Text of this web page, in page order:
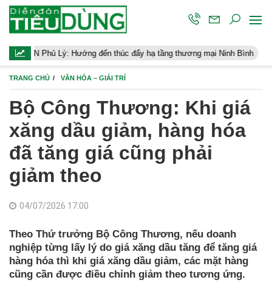
Lý: Hướng đến thúc đẩy hạ tầng thương mại Ninh Bình Điều
TRANG CHỦ VĂN HÓA – GIẢI TRÍ
Bộ Công Thương: Khi giá
xăng dầu giảm, hàng hóa
đã tăng giá cũng phải
giảm theo
04/07/2026 17:00
Theo Thứ trưởng Bộ Công Thương, nếu doanh
nghiệp từng lấy lý do giá xăng dầu tăng để tăng giá
hàng hóa thì khi giá xăng dầu giảm, các mặt hàng
cũng cần được điều chỉnh giảm theo tương ứng.